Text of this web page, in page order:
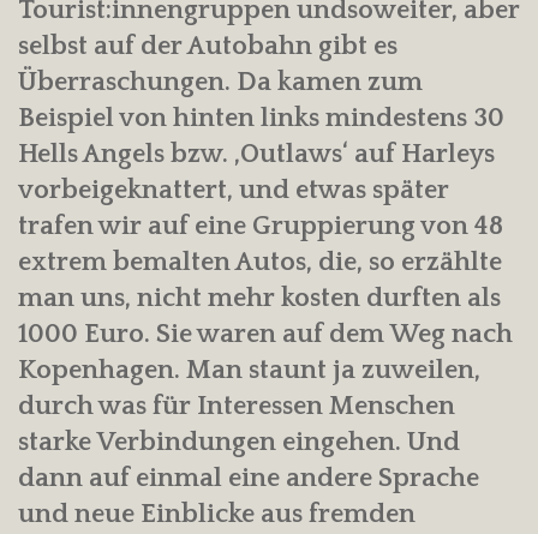
Tourist:innengruppen undsoweiter, aber
selbst auf der Autobahn gibt es
Überraschungen. Da kamen zum
Beispiel von hinten links mindestens 30
Hells Angels bzw. ‚Outlaws‘ auf Harleys
vorbeigeknattert, und etwas später
trafen wir auf eine Gruppierung von 48
extrem bemalten Autos, die, so erzählte
man uns, nicht mehr kosten durften als
1000 Euro. Sie waren auf dem Weg nach
Kopenhagen. Man staunt ja zuweilen,
durch was für Interessen Menschen
starke Verbindungen eingehen. Und
dann auf einmal eine andere Sprache
und neue Einblicke aus fremden